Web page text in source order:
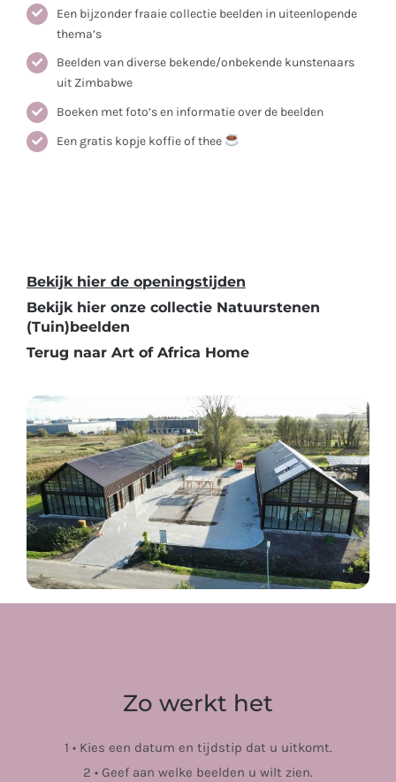
Een bijzonder fraaie collectie beelden in uiteenlopende
thema’s
Beelden van diverse bekende/onbekende kunstenaars
uit Zimbabwe
Boeken met foto’s en informatie over de beelden
Een gratis kopje koffie of thee
Bekijk hier de openingstijden
Bekijk hier onze collectie Natuurstenen
(Tuin)beelden
Terug naar Art of Africa Home
Zo werkt het
1 • Kies een datum en tijdstip dat u uitkomt.
2 • Geef aan welke beelden u wilt zien.